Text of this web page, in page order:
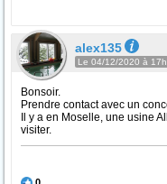
alex135
Le 04/12/2020 à
Bonsoir.
Prendre contact avec un
Il y a en Moselle, une usine
visiter.